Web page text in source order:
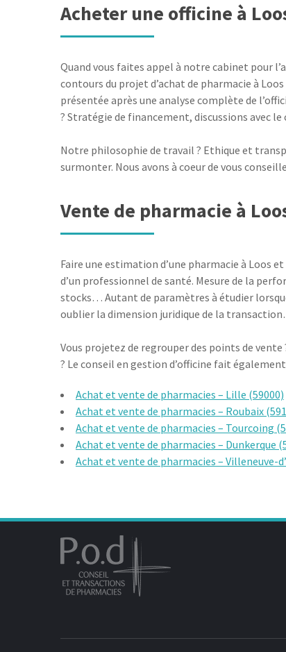
Acheter une officine à
Quand vous faites appel à notre cabinet pour
contours du projet d’achat de pharmacie à
présentée après une analyse complète de
? Stratégie de financement, discussions avec
Notre philosophie de travail ? Ethique et
surmonter. Nous avons à coeur de vous
Vente de pharmacie à
Faire une estimation d’une pharmacie à Loos
d’un professionnel de santé. Mesure de la
stocks… Autant de paramètres à étudier
oublier la dimension juridique de la
Vous projetez de regrouper des points de
? Le conseil en gestion d’officine fait
Achat et vente de pharmacies – Lille (59000)
Achat et vente de pharmacies – Roubaix
Achat et vente de pharmacies – Tourcoing
Achat et vente de pharmacies – Dunkerque
Achat et vente de pharmacies – Villeneuve-